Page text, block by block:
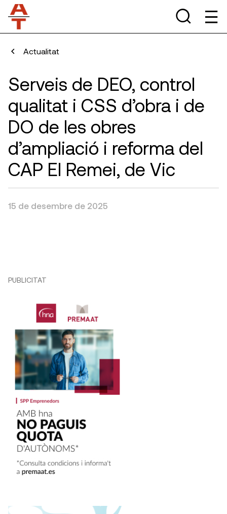
Actualitat
Serveis de DEO, control
qualitat i CSS d’obra i de
DO de les obres
d’ampliació i reforma del
CAP El Remei, de Vic
15 de desembre de 2025
PUBLICITAT